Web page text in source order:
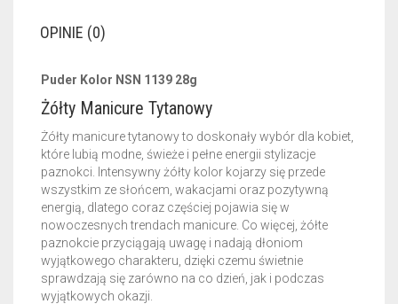
OPINIE (0)
Puder Kolor NSN 1139 28g
Żółty Manicure Tytanowy
Żółty manicure tytanowy to doskonały wybór dla kobiet,
które lubią modne, świeże i pełne energii stylizacje
paznokci. Intensywny żółty kolor kojarzy się przede
wszystkim ze słońcem, wakacjami oraz pozytywną
energią, dlatego coraz częściej pojawia się w
nowoczesnych trendach manicure. Co więcej, żółte
paznokcie przyciągają uwagę i nadają dłoniom
wyjątkowego charakteru, dzięki czemu świetnie
sprawdzają się zarówno na co dzień, jak i podczas
wyjątkowych okazji.